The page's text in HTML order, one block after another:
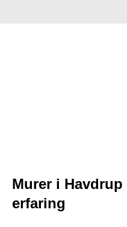
Murer i Havdrup
erfaring